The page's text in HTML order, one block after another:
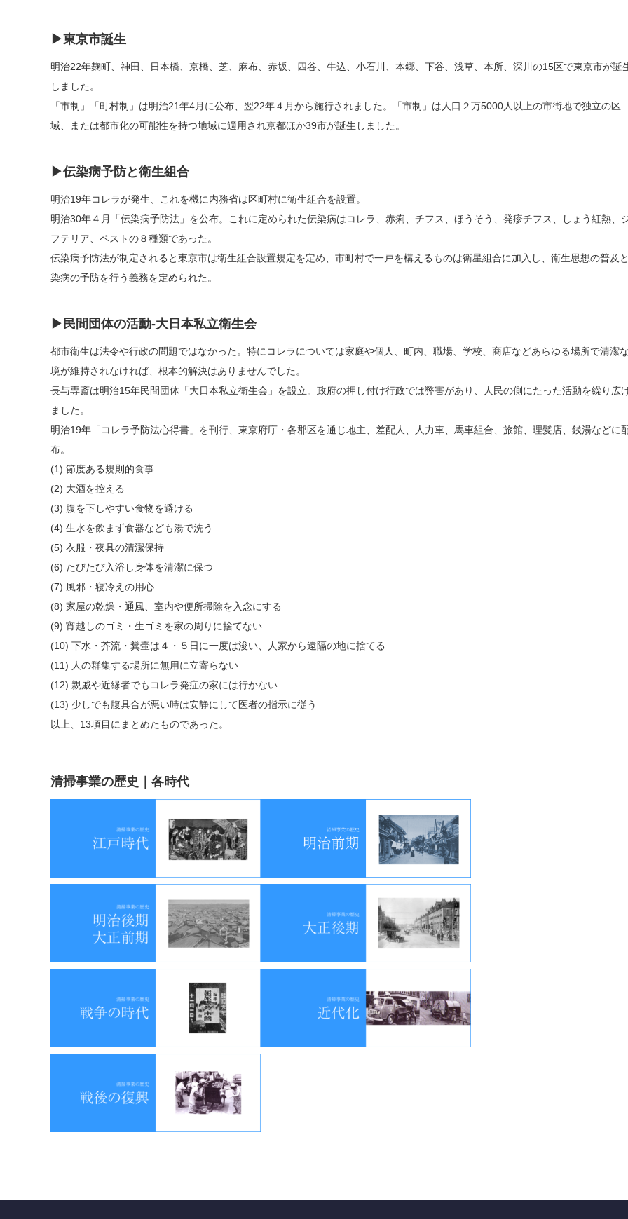
▶東京市誕生
明治22年麹町、神田、日本橋、京橋、芝、麻布、赤坂、四谷、牛込、小石川、本郷、下谷、浅草、本所、深川の15区で東京市が誕
しました。
「市制」「町村制」は明治21年4月に公布、翌22年４月から施行されました。「市制」は人口２万5000人以上の市街地で独立の区
域、または都市化の可能性を持つ地域に適用され京都ほか39市が誕生しました。
▶伝染病予防と衛生組合
明治19年コレラが発生、これを機に内務省は区町村に衛生組合を設置。
明治30年４月「伝染病予防法」を公布。これに定められた伝染病はコレラ、赤痢、チフス、ほうそう、発疹チフス、しょう紅熱、
フテリア、ペストの８種類であった。
伝染病予防法が制定されると東京市は衛生組合設置規定を定め、市町村で一戸を構えるものは衛星組合に加入し、衛生思想の普及
染病の予防を行う義務を定められた。
▶民間団体の活動-大日本私立衛生会
都市衛生は法令や行政の問題ではなかった。特にコレラについては家庭や個人、町内、職場、学校、商店などあらゆる場所で清潔
境が維持されなければ、根本的解決はありませんでした。
長与専斎は明治15年民間団体「大日本私立衛生会」を設立。政府の押し付け行政では弊害があり、人民の側にたった活動を繰り広
ました。
明治19年「コレラ予防法心得書」を刊行、東京府庁・各郡区を通じ地主、差配人、人力車、馬車組合、旅館、理髪店、銭湯などに
布。
(1) 節度ある規則的食事
(2) 大酒を控える
(3) 腹を下しやすい食物を避ける
(4) 生水を飲まず食器なども湯で洗う
(5) 衣服・夜具の清潔保持
(6) たびたび入浴し身体を清潔に保つ
(7) 風邪・寝冷えの用心
(8) 家屋の乾燥・通風、室内や便所掃除を入念にする
(9) 宵越しのゴミ・生ゴミを家の周りに捨てない
(10) 下水・芥流・糞壷は４・５日に一度は浚い、人家から遠隔の地に捨てる
(11) 人の群集する場所に無用に立寄らない
(12) 親戚や近縁者でもコレラ発症の家には行かない
(13) 少しでも腹具合が悪い時は安静にして医者の指示に従う
以上、13項目にまとめたものであった。
清掃事業の歴史｜各時代